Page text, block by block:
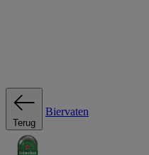
Terug
Biervaten